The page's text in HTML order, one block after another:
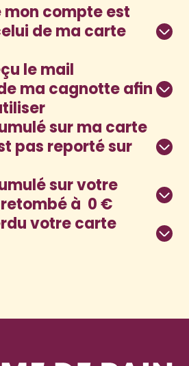
mon compte est
de ma carte
le mail
ma cagnotte afin
sur ma carte
pas reporté sur
sur votre
à 0 €
votre carte